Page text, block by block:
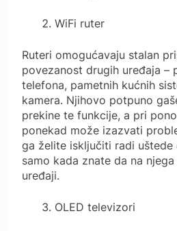
WiFi ruter
Ruteri omogućavaju stalan
povezanost drugih uređaja –
telefona, pametnih kućnih
kamera. Njihovo potpuno
prekine te funkcije, a pri
ponekad može izazvati
ga želite isključiti radi uštede
samo kada znate da na
uređaji.
OLED televizori